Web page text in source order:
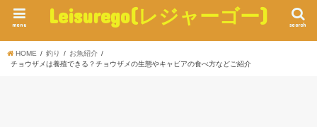
Leisurego(レジャーゴー) search
menu
HOME 釣り
お魚紹介
チョウザメは養殖できる？チョウザメの生態やキャビアの食べ方などご紹介